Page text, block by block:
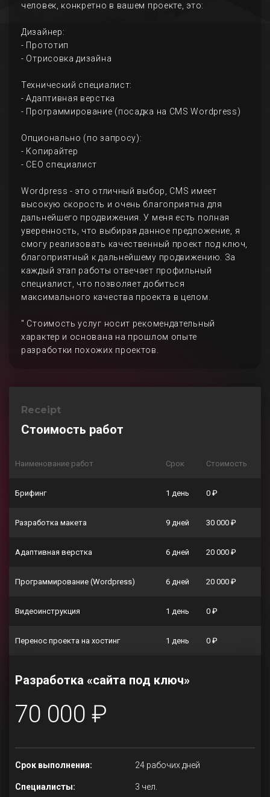
человек, конкретно в вашем проекте, это:
Дизайнер:
- Прототип
- Отрисовка дизайна
Технический специалист:
- Адаптивная верстка
- Программирование (посадка на CMS Wordpress)
Опционально (по запросу):
- Копирайтер
- СЕО специалист
Wordpress - это отличный выбор, CMS имеет
высокую скорость и очень благоприятна для
дальнейшего продвижения. У меня есть полная
уверенность, что выбирая данное предложение, я
смогу реализовать качественный проект под ключ,
благоприятный к дальнейшему продвижению. За
каждый этап работы отвечает профильный
специалист, что позволяет добиться
максимального качества проекта в целом.
" Стоимость услуг носит рекомендательный
характер и основана на прошлом опыте
разработки похожих проектов.
Receipt
Стоимость работ
Наименование работ Срок Стоимость
Брифинг 1 день 0 ₽
Разработка макета 9 дней 30 000 ₽
Адаптивная верстка 6 дней 20 000 ₽
Программирование (Wordpress) 6 дней 20 000 ₽
Видеоинструкция 1 день 0 ₽
Перенос проекта на хостинг 1 день 0 ₽
Разработка «сайта под ключ»
70 000 ₽
Срок выполнения: 24 рабочих дней
Специалисты: 3 чел.